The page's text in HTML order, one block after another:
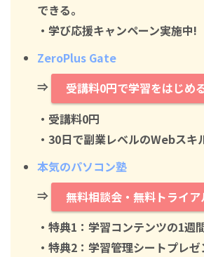
できる。
・学び応援キャンペーン実施中!
ZeroPlus Gate
⇒
受講料0円で学習をはじめ
・ 受講料0円
・30日で副業レベルのWebスキ
本気のパソコン塾
⇒
無料相談会・無料トライ
・特典1：学習コンテンツの1週
・特典2：学習管理シートプレゼ